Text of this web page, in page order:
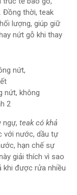
Đồng thời, teak
lượng, giúp giữ
nứt gỗ khi thay
nứt, không
2
ngự, teak có khả
với nước, dầu tự
hạn chế sự
giải thích vì sao
khi được rửa nhiều